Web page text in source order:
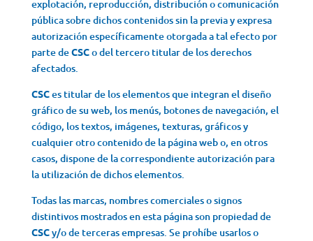
explotación, reproducción, distribución o comunicación
pública sobre dichos contenidos sin la previa y expresa
autorización específicamente otorgada a tal efecto por
parte deCSCo del tercero titular de los derechos
afectados.
CSCes titular de los elementos que integran el diseño
gráfico de su web, los menús, botones de navegación, el
código, los textos, imágenes, texturas, gráficos y
cualquier otro contenido de la página web o, en otros
casos, dispone de la correspondiente autorización para
la utilización de dichos elementos.
Todas las marcas, nombres comerciales o signos
distintivos mostrados en esta página son propiedad de
CSCy/o de terceras empresas. Se prohíbe usarlos o